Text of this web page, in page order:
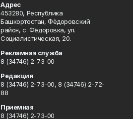
Адрес
453280, Республика
Башкортостан, Фёдоровский
район, с. Фёдоровка, ул.
Социалистическая, 20.
Рекламная служба
8 (34746) 2-73-00
Редакция
8 (34746) 2-73-00, 8 (34746) 2-72-
88
Приемная
8 (34746) 2-73-00